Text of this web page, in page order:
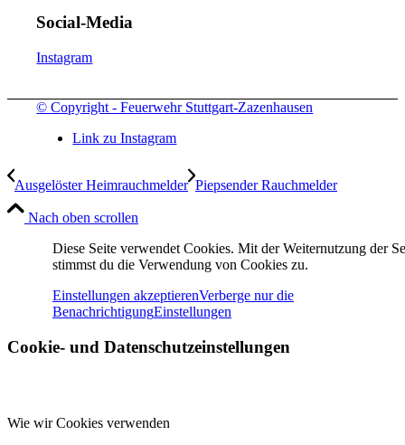
Social-Media
Instagram
© Copyright - Feuerwehr Stuttgart-Zazenhausen
Link zu Instagram
Ausgelöster Heimrauchmelder Piepsender Rauchmelder
Nach oben scrollen
Diese Seite verwendet Cookies. Mit der Weiternutzung der
stimmst du die Verwendung von Cookies zu.
Einstellungen akzeptierenVerberge nur die
BenachrichtigungEinstellungen
Cookie- und Datenschutzeinstellungen
Wie wir Cookies verwenden